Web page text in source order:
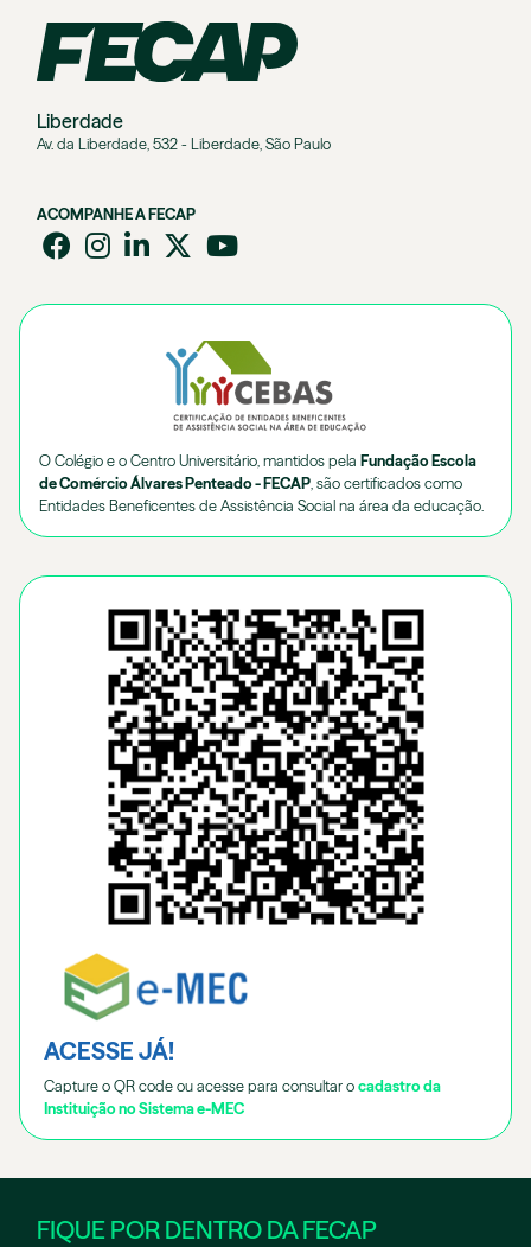
Liberdade
Av. da Liberdade, 532 - Liberdade, São Paulo
ACOMPANHE A FECAP
O Colégio e o Centro Universitário, mantidos pela Fundação Escola
de Comércio Álvares Penteado - FECAP , são certificados como
Entidades Beneficentes de Assistência Social na área da educação.
ACESSE JÁ!
Capture o QR code ou acesse para consultar o cadastro da
Instituição no Sistema e-MEC
FIQUE POR DENTRO DA FECAP